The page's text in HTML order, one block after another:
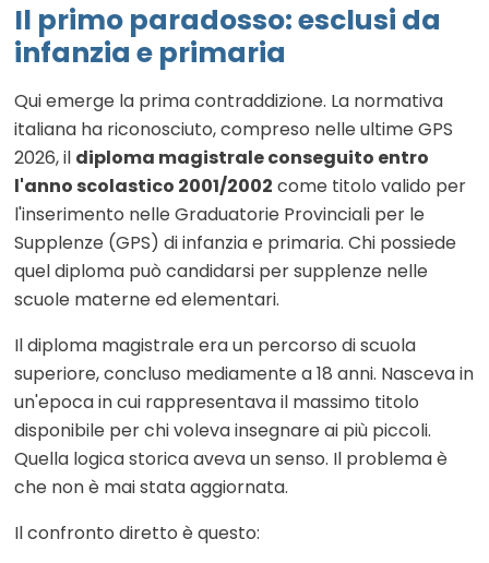
Il primo paradosso: esclusi da
infanzia e primaria
Qui emerge la prima contraddizione. La normativa
italiana ha riconosciuto, compreso nelle ultime GPS
2026, il diploma magistrale conseguito entro
l'anno scolastico 2001/2002 come titolo valido per
l'inserimento nelle Graduatorie Provinciali per le
Supplenze (GPS) di infanzia e primaria. Chi possiede
quel diploma può candidarsi per supplenze nelle
scuole materne ed elementari.
Il diploma magistrale era un percorso di scuola
superiore, concluso mediamente a 18 anni. Nasceva in
un'epoca in cui rappresentava il massimo titolo
disponibile per chi voleva insegnare ai più piccoli.
Quella logica storica aveva un senso. Il problema è
che non è mai stata aggiornata.
Il confronto diretto è questo: